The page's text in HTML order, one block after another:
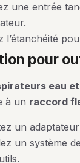
une entrée
l’étanchéité
pour
eau
à un raccord
un
un système